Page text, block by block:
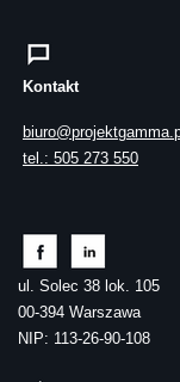
Kontakt
tel.: 505 273 550
ul. Solec 38 lok. 105
00-394 Warszawa
NIP: 113-26-90-108